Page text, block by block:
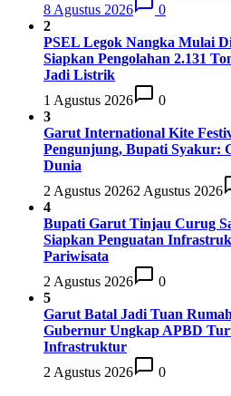
8 Agustus 2026
0
2
PSEL Legok Nangka Mulai
Siapkan Pengolahan 2.131
Jadi Listrik
1 Agustus 2026
0
3
Garut International Kite
Pengunjung, Bupati Syakur:
Dunia
2 Agustus 20262 Agustus 2026
4
Bupati Garut Tinjau Curug
Siapkan Penguatan
Pariwisata
2 Agustus 2026
0
5
Garut Batal Jadi Tuan
Gubernur Ungkap APBD
Infrastruktur
2 Agustus 2026
0